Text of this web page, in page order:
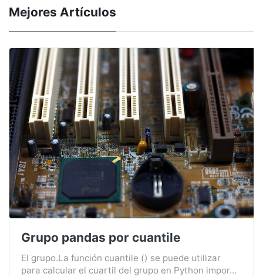
Mejores Artículos
Grupo pandas por cuantile
El grupo.La función cuantile () se puede utilizar
para calcular el cuartil del grupo en Python impor...